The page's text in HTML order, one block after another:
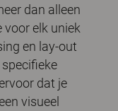
dan alleen
voor elk uniek
en lay-out
dat je
visueel